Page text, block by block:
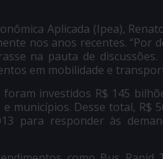
Aplicada (Ipea),
nos anos recentes. “Por
na pauta de
em mobilidade e
investidos R$ 145
municípios. Desse total, R$
para responder às